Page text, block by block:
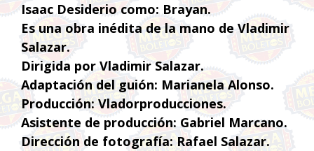
Isaac Desiderio como: Brayan.
Es una obra inédita de la mano de Vladimir
Salazar.
Dirigida por Vladimir Salazar.
Adaptación del guión: Marianela Alonso.
Producción: Vladorproducciones.
Asistente de producción: Gabriel Marcano.
Dirección de fotografía: Rafael Salazar.